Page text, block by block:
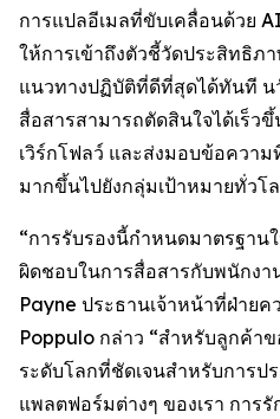
การแปลอีเมลที่ขับเคลื่อนด้วย
ให้การเข้าถึงตัวชี้วัดประสิทธิภ
แนวทางปฏิบัติที่ดีที่สุดได้ทันที น
สื่อสารสามารถตัดสินใจได้เร็ว
เวิร์กโฟลว์ และส่งมอบข้อควา
มากขึ้นไปยังกลุ่มเป้าหมายทั่วโ
“การรับรองนี้กำหนดมาตรฐา
ผิดชอบในการสื่อสารกับพนักงา
Payne ประธานเจ้าหน้าที่ฝ่าย
Poppulo กล่าว “สำหรับลูกค้า
ระดับโลกที่ชัดเจนสำหรับการ
แพลตฟอร์มต่างๆ ของเรา กา